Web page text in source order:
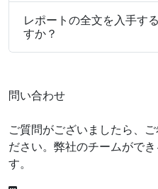
レポートの全文を入手す
すか？
問い合わせ
ご質問がございましたら、
ださい。弊社のチームがで
す。